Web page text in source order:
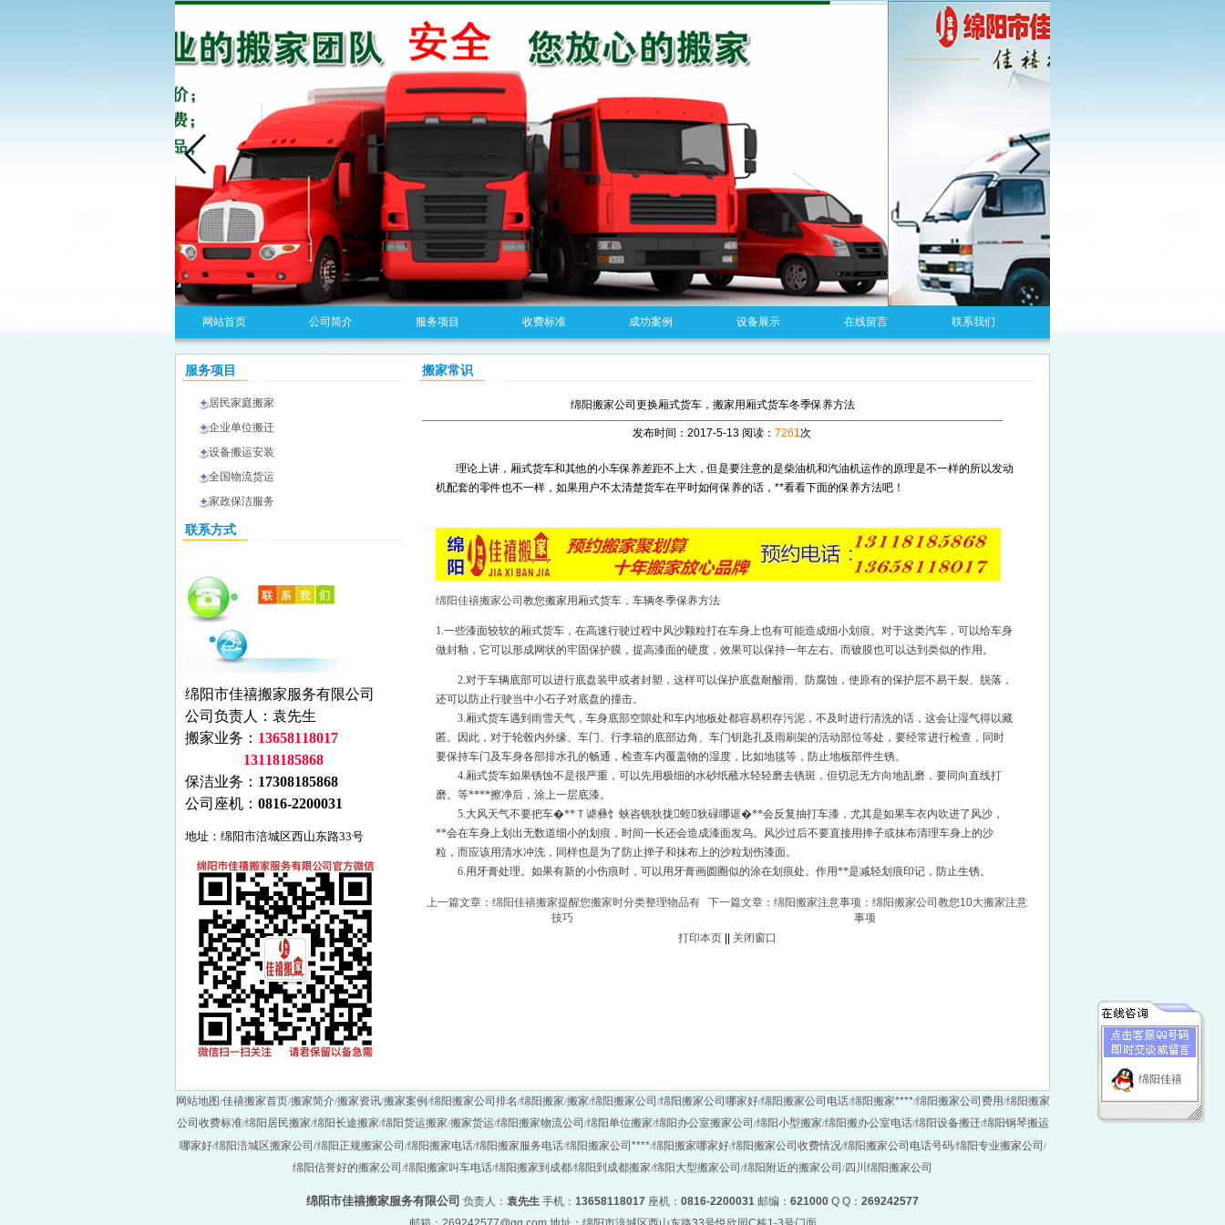
网站首页 公司简介 服务项目 收费标准 成功案例 设备展示 在线留言 联系我们
绵阳佳禧
服务项目
居民家庭搬家
企业单位搬迁
设备搬运安装
全国物流货运
家政保洁服务
联系方式
绵阳市佳禧搬家服务有限公司
公司负责人：袁先生
搬家业务： 13658118017
13118185868
保洁业务： 17308185868
公司座机： 0816-2200031
地址：绵阳市涪城区西山东路33号
搬家常识
绵阳搬家公司更换厢式货车，搬家用厢式货车冬季保养方法
发布时间：2017-5-13 阅读： 7261次
理论上讲，厢式货车和其他的小车保养差距不上大，但是要注意的是柴油机和汽油机运作的原理是不一样的所以发动
机配套的零件也不一样，如果用户不太清楚货车在平时如何保养的话，**看看下面的保养方法吧！
绵阳佳禧搬家公司 教您搬家用厢式货车，车辆冬季保养方法
1.一些漆面较软的厢式货车，在高速行驶过程中风沙颗粒打在车身上也有可能造成细小划痕。对于这类汽车，可以给车身
做封釉，它可以形成网状的牢固保护膜，提高漆面的硬度，效果可以保持一年左右。而镀膜也可以达到类似的作用。
2.对于车辆底部可以进行底盘装甲或者封塑，这样可以保护底盘耐酸雨、防腐蚀，使原有的保护层不易干裂、脱落，
还可以防止行驶当中小石子对底盘的撞击。
3.厢式货车遇到雨雪天气，车身底部空隙处和车内地板处都容易积存污泥，不及时进行清洗的话，这会让湿气得以藏
匿。因此，对于轮毂内外缘、车门、行李箱的底部边角、车门钥匙孔及雨刷架的活动部位等处，要经常进行检查，同时
要保持车门及车身各部排水孔的畅通，检查车内覆盖物的湿度，比如地毯等，防止地板部件生锈。
4.厢式货车如果锈蚀不是很严重，可以先用极细的水砂纸蘸水轻轻磨去锈斑，但切忌无方向地乱磨，要同向直线打
磨。等****擦净后，涂上一层底漆。
5.大风天气不要把车�**Ｔ谑彝饣蛱咨铣狄拢蛭狄碌哪诓�**会反复抽打车漆，尤其是如果车衣内吹进了风沙，
**会在车身上划出无数道细小的划痕，时间一长还会造成漆面发乌。风沙过后不要直接用掸子或抹布清理车身上的沙
粒，而应该用清水冲洗，同样也是为了防止掸子和抹布上的沙粒划伤漆面。
6.用牙膏处理。如果有新的小伤痕时，可以用牙膏画圆圈似的涂在划痕处。作用**是减轻划痕印记，防止生锈。
上一篇文章： 绵阳佳禧搬家提醒您搬家时分类整理物品有
技巧
下一篇文章： 绵阳搬家注意事项：绵阳搬家公司教您10大搬家注意
事项
打印本页
关闭窗口
网站地图/佳禧搬家首页/搬家简介/搬家资讯/搬家案例/绵阳搬家公司排名/绵阳搬家/搬家/绵阳搬家公司 /绵阳搬家公司哪家好/绵阳搬家公司电话/绵阳搬家****/绵阳搬家公司费用/绵阳搬家
公司收费标准/绵阳居民搬家/绵阳长途搬家/绵阳货运搬家/搬家货运/绵阳搬家物流公司 /绵阳单位搬家/绵阳办公室搬家公司 /绵阳小型搬家/绵阳搬办公室电话/绵阳设备搬迁/绵阳钢琴搬运
哪家好/绵阳涪城区搬家公司 /绵阳正规搬家公司 /绵阳搬家电话/绵阳搬家服务电话/绵阳搬家公司****/绵阳搬家哪家好/绵阳搬家公司收费情况/绵阳搬家公司电话号码/绵阳专业搬家公司 /
绵阳信誉好的搬家公司 /绵阳搬家叫车电话/绵阳搬家到成都/绵阳到成都搬家/绵阳大型搬家公司 /绵阳附近的搬家公司 /四川绵阳搬家公司
绵阳市佳禧搬家服务有限公司 负责人： 袁先生 手机： 13658118017 座机： 0816-2200031 邮编： 621000 Q Q： 269242577